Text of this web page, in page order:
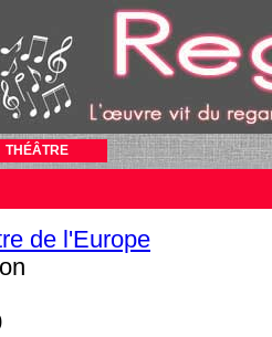
THÉÂTRE
de l'Europe